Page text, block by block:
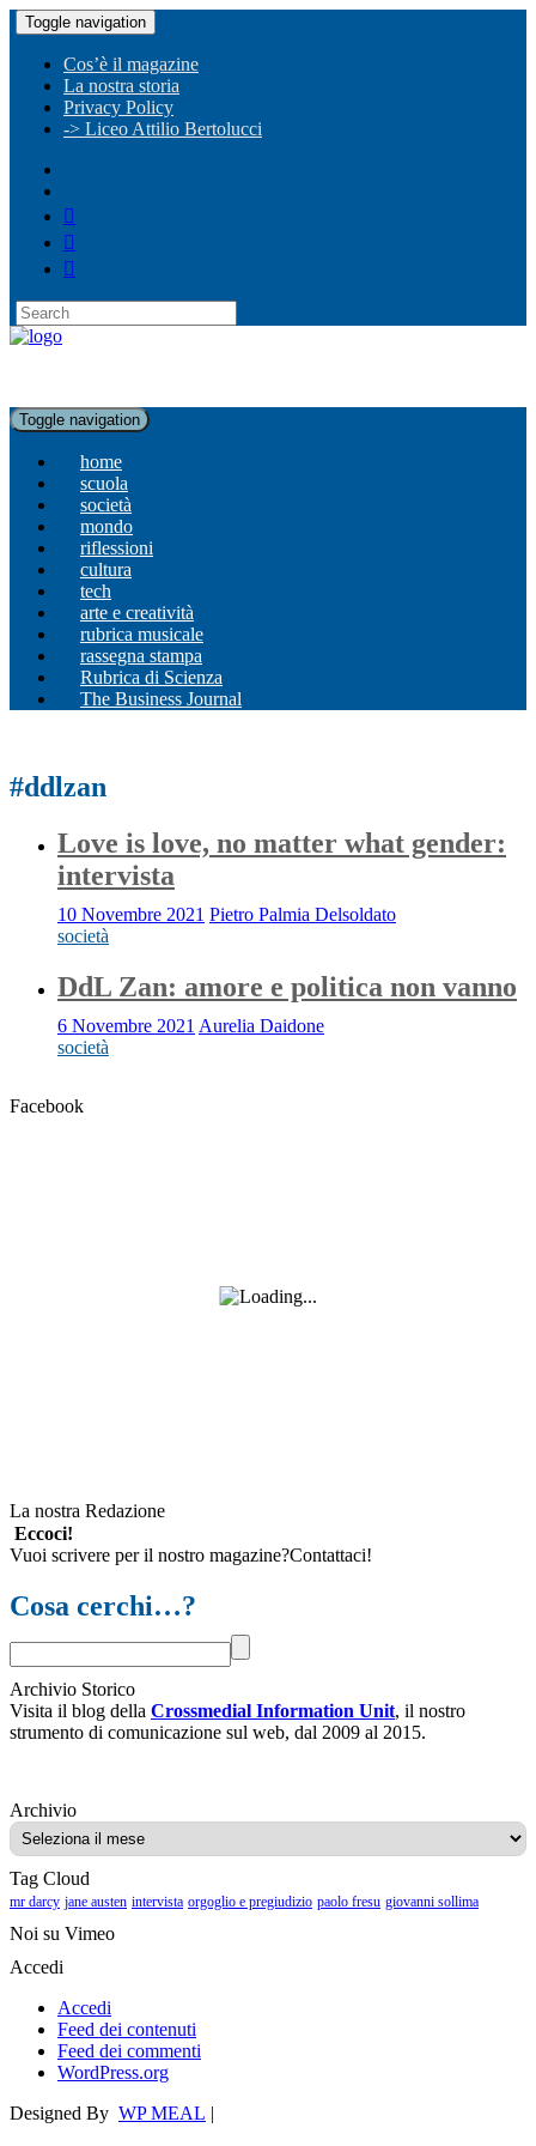
Toggle navigation
Cos’è il magazine
La nostra storia
Privacy Policy
-> Liceo Attilio Bertolucci
Toggle navigation
home
scuola
società
mondo
riflessioni
cultura
tech
arte e creatività
rubrica musicale
rassegna stampa
Rubrica di Scienza
The Business Journal
#ddlzan
Love is love, no matter what gender:
intervista
10 Novembre 2021 Pietro Palmia Delsoldato
società
DdL Zan: amore e politica non vanno
6 Novembre 2021 Aurelia Daidone
società
Facebook
La nostra Redazione
Eccoci!
Vuoi scrivere per il nostro magazine?Contattaci!
Cosa cerchi…?
Archivio Storico
Visita il blog della Crossmedial Information Unit, il nostro
strumento di comunicazione sul web, dal 2009 al 2015.
ArchivioArchivio
Tag Cloud
mr darcy jane austen intervista orgoglio e pregiudizio paolo fresu giovanni sollima
Noi su Vimeo
Accedi
Accedi
Feed dei contenuti
Feed dei commenti
WordPress.org
Designed By WP MEAL |